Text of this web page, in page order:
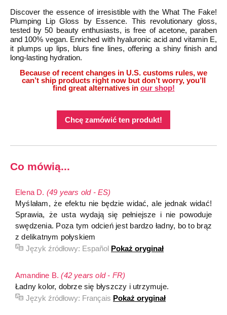
Discover the essence of irresistible with the What The Fake!
Plumping Lip Gloss by Essence. This revolutionary gloss,
tested by 50 beauty enthusiasts, is free of acetone, paraben
and 100% vegan. Enriched with hyaluronic acid and vitamin E,
it plumps up lips, blurs fine lines, offering a shiny finish and
long-lasting hydration.
Because of recent changes in U.S. customs rules, we
can’t ship products right now but don’t worry, you’ll
find great alternatives in our shop!
Chcę zamówić ten produkt!
Co mówią...
Elena D. (49 years old - ES)
Myślałam, że efektu nie będzie widać, ale jednak widać!
Sprawia, że usta wydają się pełniejsze i nie powoduje
swędzenia. Poza tym odcień jest bardzo ładny, bo to brąz
z delikatnym połyskiem
Język źródłowy: Español Pokaż oryginał
Amandine B.(42 years old - FR)
Ładny kolor, dobrze się błyszczy i utrzymuje.
Język źródłowy: Français Pokaż oryginał